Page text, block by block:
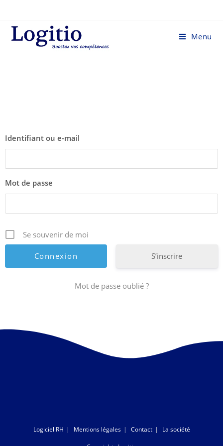
Menu
Identifiant ou e-mail
Mot de passe
Se souvenir de moi
S’inscrire
Mot de passe oublié ?
Logiciel RH Mentions légales Contact La société